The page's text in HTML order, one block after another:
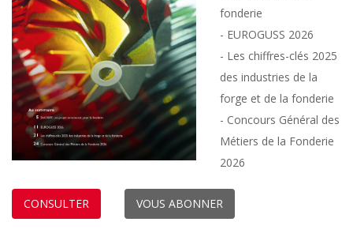
fonderie
- EUROGUSS 2026
- Les chiffres-clés 2025
des industries de la
forge et de la fonderie
- Concours Général des
Métiers de la Fonderie
2026
CONSULTER VOUS ABONNER